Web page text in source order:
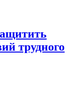
трудного